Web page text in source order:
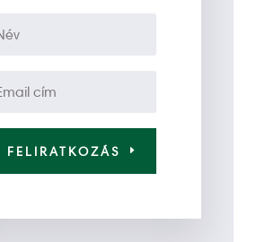
FELIRATKOZÁS